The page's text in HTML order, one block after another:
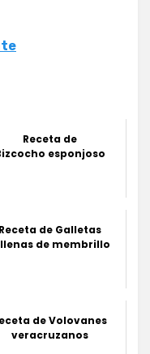
Receta de
esponjoso
Receta de Galletas
de membrillo
de Volovanes
veracruzanos